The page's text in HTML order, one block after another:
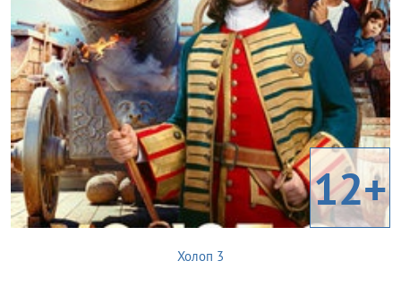
12+
Холоп 3